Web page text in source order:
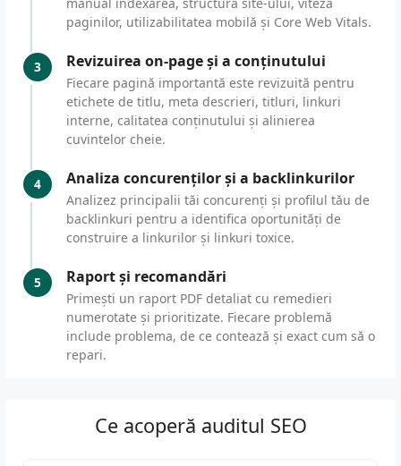
paginilor, utilizabilitatea mobilă și Core Web Vitals.
3 Revizuirea on-page și a conținutului
Fiecare pagină importantă este revizuită pentru
etichete de titlu, meta descrieri, titluri, linkuri
interne, calitatea conținutului și alinierea
cuvintelor cheie.
4 Analiza concurenților și a backlinkurilor
Analizez principalii tăi concurenți și profilul tău de
backlinkuri pentru a identifica oportunități de
construire a linkurilor și linkuri toxice.
5 Raport și recomandări
Primești un raport PDF detaliat cu remedieri
numerotate și prioritizate. Fiecare problemă
include problema, de ce contează și exact cum să o
repari.
Ce acoperă auditul SEO